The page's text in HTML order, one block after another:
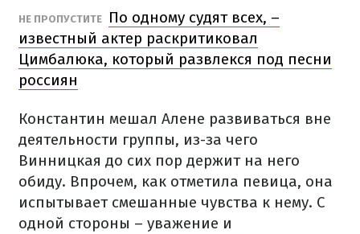
НЕ ПРОПУСТИТЕ
По одному судят всех, –
известный актер раскритиковал
Цимбалюка, который развлекся под песни
россиян
Константин мешал Алене развиваться вне
деятельности группы, из-за чего
Винницкая до сих пор держит на него
обиду. Впрочем, как отметила певица, она
испытывает смешанные чувства к нему. С
одной стороны – уважение и